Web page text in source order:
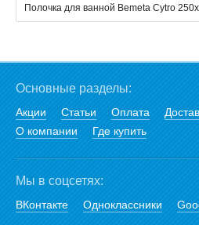
Полочка для ванной Bemeta Cytro
Основные разделы:
Акции Статьи Оплата
О компании
Где купить
Мы в соцсетях:
ВКонтакте Одноклассники